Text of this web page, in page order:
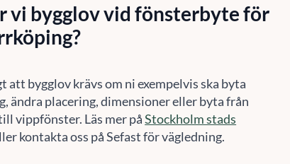
vi bygglov vid fönsterbyte för
att bygglov krävs om ni exempelvis ska byta
ändra placering, dimensioner eller byta från
vippfönster. Läs mer påStockholm stads
kontakta oss på Sefast för vägledning.